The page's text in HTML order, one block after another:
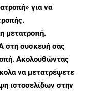
για να
μετατροπή.
στη συσκευή σας
Ακολουθώντας
να μετατρέψετε
ιστοσελίδων στην